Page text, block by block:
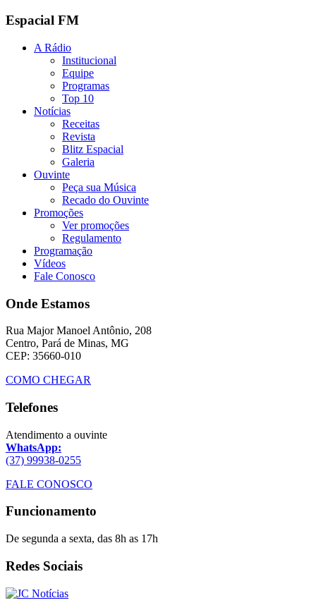
Espacial FM
A Rádio
Institucional
Equipe
Programas
Top 10
Notícias
Receitas
Revista
Blitz Espacial
Galeria
Ouvinte
Peça sua Música
Recado do Ouvinte
Promoções
Ver promoções
Regulamento
Programação
Vídeos
Fale Conosco
Onde Estamos
Rua Major Manoel Antônio, 208
Centro, Pará de Minas, MG
CEP: 35660-010
COMO CHEGAR
Telefones
Atendimento a ouvinte
WhatsApp:
(37) 99938-0255
FALE CONOSCO
Funcionamento
De segunda a sexta, das 8h as 17h
Redes Sociais